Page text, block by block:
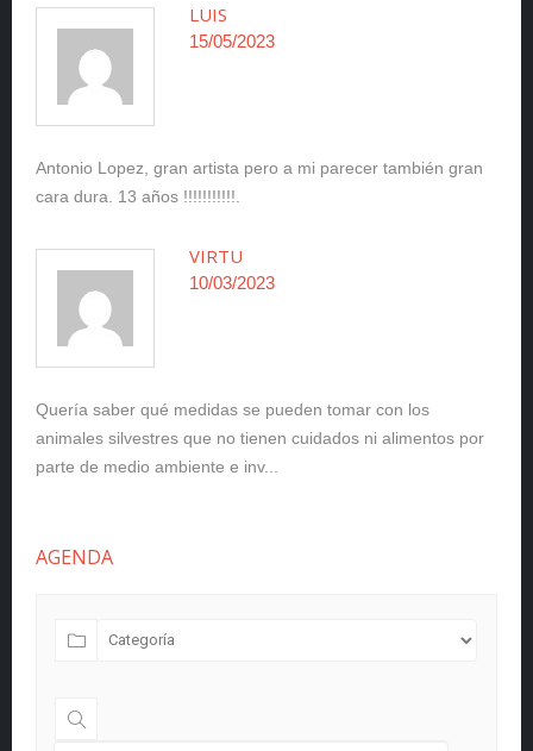
LUIS
15/05/2023
Antonio Lopez, gran artista pero a mi parecer también gran
cara dura. 13 años !!!!!!!!!!!.
VIRTU
10/03/2023
Quería saber qué medidas se pueden tomar con los
animales silvestres que no tienen cuidados ni alimentos por
parte de medio ambiente e inv...
AGENDA